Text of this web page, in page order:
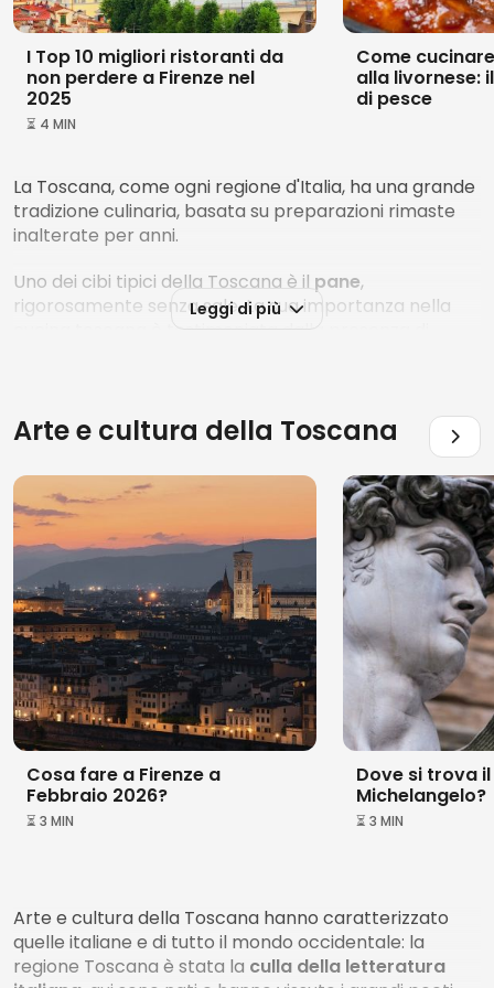
I Top 10 migliori ristoranti da
non perdere a Firenze nel
2025
⏳ 4 MIN
Come
alla livornese:
di pesce
La Toscana, come ogni regione d'Italia, ha una grande
tradizione culinaria, basata su preparazioni rimaste
inalterate per anni.
Uno dei cibi tipici della Toscana è il pane,
rigorosamente senza sale. La sua importanza nella
Altre protagoniste della cucina toscana sono le carni,
usate per salumi e insaccati, come la finocchiona o il
celebre lardo di Colonnata, ma anche la selvaggina e,
ovviamente, la celebre
bistecca alla fiorentina.
Parlando di cibo e sapori della Toscana è d'obbligo
citare la sua grande produzione vinicola che
comprende alcuni tra ivini migliori al mondo
Chianti, il Brunello di Montalcino, il San Gimignano e il
vinsanto.
Leggi di più
Arte e cultura della Toscana
Cosa fare a Firenze a
Febbraio 2026?
⏳ 3 MIN
Dove si trova
Michelangelo?
⏳ 3 MIN
Arte e cultura della Toscana hanno caratterizzato
quelle italiane e di tutto il mondo occidentale: la
regione Toscana è stata la culla della letteratura